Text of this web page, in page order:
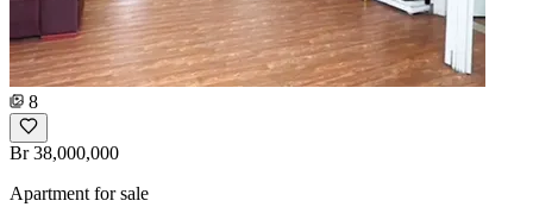
8
Br 38,000,000
Apartment for sale